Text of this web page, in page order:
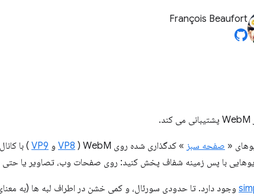
François Beaufort
صفحه سبز » کدگذاری شده روی WebM ( VP8 و VP9 ) با
با پس زمینه شفاف پخش کنید: روی صفحات وب، تصاویر یا حتی
وجود دارد. تا حدودی سورئال، و کمی خشن در اطراف لبه ها (به معنای